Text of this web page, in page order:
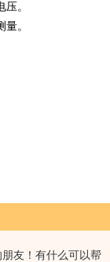
友！有什么可以帮
。
。